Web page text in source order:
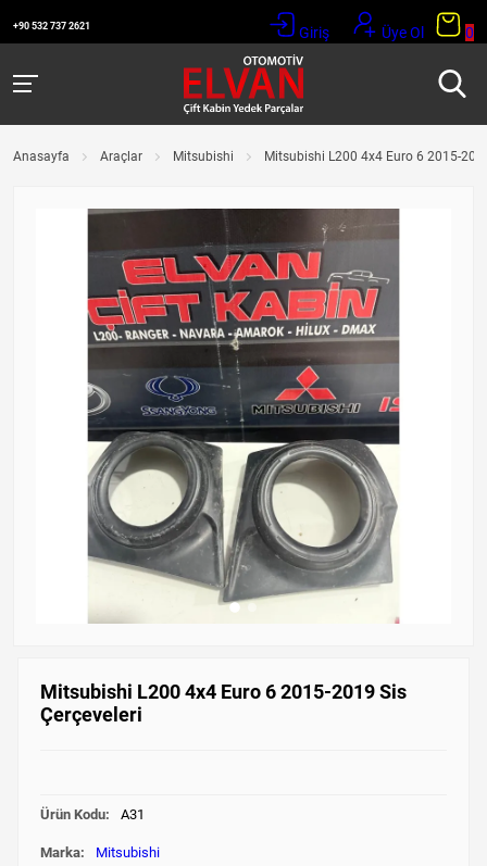
+90 532 737 2621 Giriş Üye Ol 0
Anasayfa Araçlar Mitsubishi Mitsubishi L200 4x4 Euro 6 2015-
Mitsubishi L200 4x4 Euro 6 2015-2019 Sis
Çerçeveleri
Ürün Kodu: A31
Marka: Mitsubishi